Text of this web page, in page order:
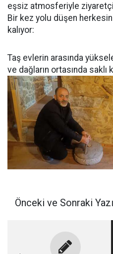
eşsiz atmosferiyle
Bir kez yolu düşen herkesin
kalıyor:
Taş evlerin arasında
ve dağların ortasında saklı
Önceki ve Sonraki